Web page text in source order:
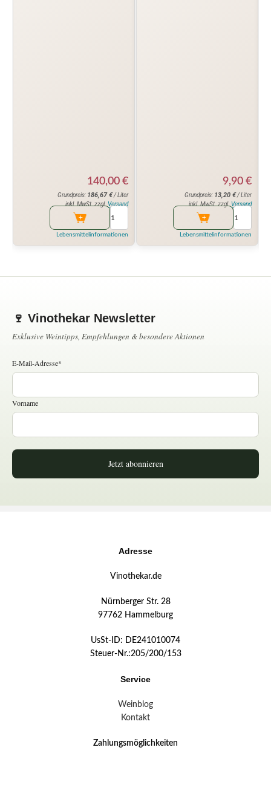
140,00 €
Grundpreis: 186,67€/ Liter
inkl. MwSt. zzgl. Versand
Lebensmittelinformationen
9,90 €
Grundpreis: 13,20 €/ Liter
inkl. MwSt. zzgl. Versand
Lebensmittelinformationen
🍷 Vinothekar Newsletter
Exklusive Weintipps, Empfehlungen & besondere Aktionen
E-Mail-Adresse*
Vorname
Jetzt abonnieren
Adresse
Vinothekar.de
Nürnberger Str. 28
97762 Hammelburg
UsSt-ID: DE241010074
Steuer-Nr.:205/200/153
Service
Weinblog
Kontakt
Zahlungsmöglichkeiten